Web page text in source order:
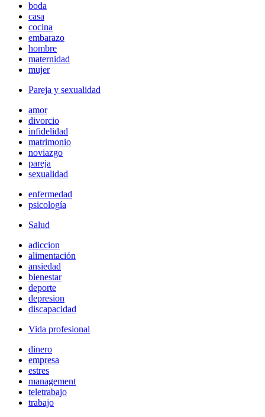
boda
casa
cocina
embarazo
hombre
maternidad
mujer
Pareja y sexualidad
amor
divorcio
infidelidad
matrimonio
noviazgo
pareja
sexualidad
enfermedad
psicología
Salud
adiccion
alimentación
ansiedad
bienestar
deporte
depresion
discapacidad
Vida profesional
dinero
empresa
estres
management
teletrabajo
trabajo